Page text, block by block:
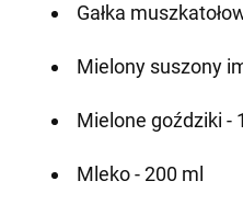
Gałka
Mielony suszony
Mielone goździki -
Mleko - 200 ml